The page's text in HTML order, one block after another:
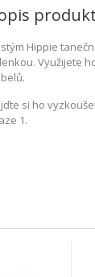
Hippie
Využijete
si ho
1.